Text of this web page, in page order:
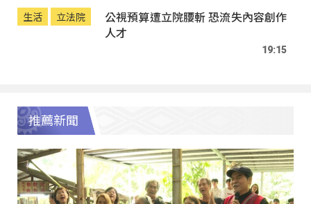
生活 立法院
公視預算遭立院腰斬 恐流失內容創作
人才
19:15
推薦新聞